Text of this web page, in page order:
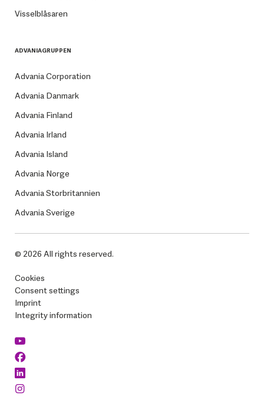
Visselblåsaren
ADVANIAGRUPPEN
Advania Corporation
Advania Danmark
Advania Finland
Advania Irland
Advania Island
Advania Norge
Advania Storbritannien
Advania Sverige
© 2026 All rights reserved.
Cookies
Consent settings
Imprint
Integrity information